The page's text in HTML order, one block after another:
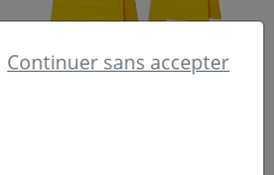
Continuer sans accepter